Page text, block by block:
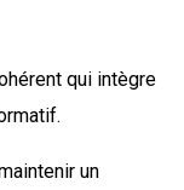
qui intègre
un